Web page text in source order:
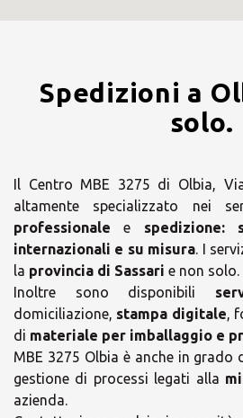
Spedizioni a
solo.
Il Centro MBE 3275 di Olbia,
altamente specializzato nei
professionale e spedizione:
internazionali e su misura. I
la provincia di Sassari e non solo.
Inoltre sono disponibili
domiciliazione, stampa digitale,
di materiale per imballaggio e
MBE 3275 Olbia è anche in grado
gestione di processi legati alla
azienda.